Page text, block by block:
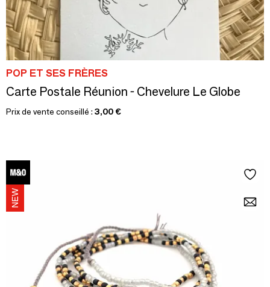
POP ET SES FRÈRES
Carte Postale Réunion - Chevelure Le Globe
Prix de vente conseillé : 3,00 €